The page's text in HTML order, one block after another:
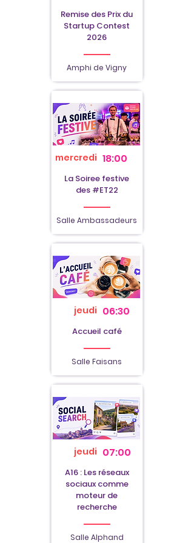
Remise des Prix du
Startup Contest
2026
Amphi de Vigny
mercredi 18:00
La Soiree festive
des #ET22
Salle Ambassadeurs
jeudi 06:30
Accueil café
Salle Faisans
jeudi 07:00
A16 : Les réseaux
sociaux comme
moteur de
recherche
Salle Alphand